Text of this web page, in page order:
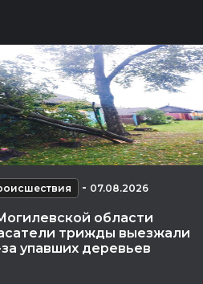
- 07.08.2026
области
трижды выезжали
за упавших деревьев